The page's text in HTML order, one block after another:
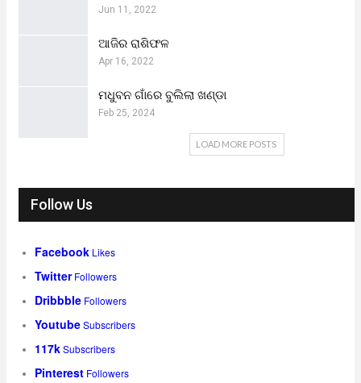
Jun 11, 2022
ଆଜିର ରାଶିଫଳ
Apr 16, 2022
ମଧୁବନ ଗାଁରେ ବୁଲିଲା ଖଣ୍ଡା
Feb 25, 2024
LOAD MORE POSTS
Follow Us
Facebook Likes
Twitter Followers
Dribbble Followers
YoutubeSubscribers
117kSubscribers
Pinterest Followers